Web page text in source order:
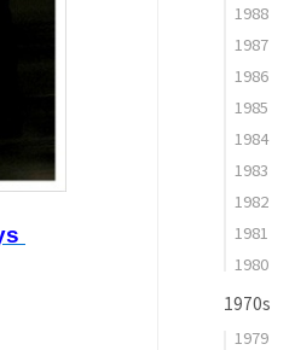
1988
1987
1986
1985
1984
1983
1982
1981
1980
1970s
1979